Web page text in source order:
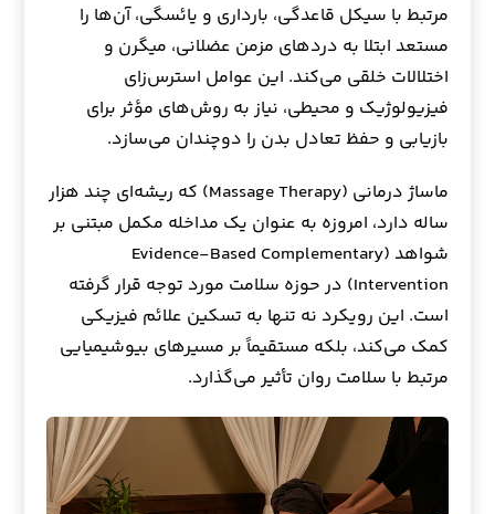
مرتبط با سیکل قاعدگی، بارداری و یائسگی، آن‌ها را
مستعد ابتلا به دردهای مزمن عضلانی، میگرن و
اختلالات خلقی می‌کند. این عوامل استرس‌زای
فیزیولوژیک و محیطی، نیاز به روش‌های مؤثر برای
بازیابی و حفظ تعادل بدن را دوچندان می‌سازد.
ماساژ درمانی (Massage Therapy) که ریشه‌ای چند هزار
ساله دارد، امروزه به عنوان یک مداخله مکمل مبتنی بر
شواهد (Evidence-Based Complementary
Intervention) در حوزه سلامت مورد توجه قرار گرفته
است. این رویکرد نه تنها به تسکین علائم فیزیکی
کمک می‌کند، بلکه مستقیماً بر مسیرهای بیوشیمیایی
مرتبط با سلامت روان تأثیر می‌گذارد.